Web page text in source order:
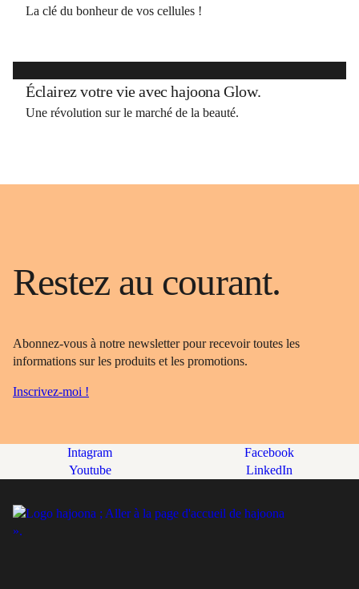
La clé du bonheur de vos cellules !
Éclairez votre vie avec hajoona Glow.
Une révolution sur le marché de la beauté.
Restez au courant.
Abonnez-vous à notre newsletter pour recevoir toutes les
informations sur les produits et les promotions.
Inscrivez-moi !
Intagram
Facebook
Youtube
LinkedIn